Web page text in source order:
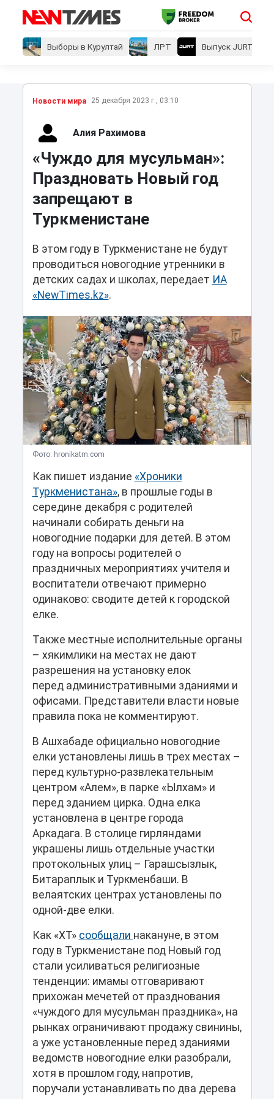
Выборы в Курултай ЛРТ Выпуск JURT
Новости мира 25 декабря 2023 г., 03:10
Алия Рахимова
«Чуждо для мусульман»:
Праздновать Новый год
запрещают в
Туркменистане
В этом году в Туркменистане не будут
проводиться новогодние утренники в
детских садах и школах, передает ИА
«NewTimes.kz».
Фото: hronikatm.com
Как пишет издание «Хроники
Туркменистана», в прошлые годы в
середине декабря с родителей
начинали собирать деньги на
новогодние подарки для детей. В этом
году на вопросы родителей о
праздничных мероприятиях учителя и
воспитатели отвечают примерно
одинаково: сводите детей к городской
елке.
Также местные исполнительные органы
– хякимлики на местах не дают
разрешения на установку елок
перед административными зданиями и
офисами. Представители власти новые
правила пока не комментируют.
В Ашхабаде официально новогодние
елки установлены лишь в трех местах –
перед культурно-развлекательным
центром «Алем», в парке «Ылхам» и
перед зданием цирка. Одна елка
установлена в центре города
Аркадага. В столице гирляндами
украшены лишь отдельные участки
протокольных улиц – Гарашсызлык,
Битараплык и Туркменбаши. В
велаятских центрах установлены по
одной-две елки.
Как «ХТ» сообщали накануне, в этом
году в Туркменистане под Новый год
стали усиливаться религиозные
тенденции: имамы отговаривают
прихожан мечетей от празднования
«чуждого для мусульман праздника», на
рынках ограничивают продажу свинины,
а уже установленные перед зданиями
ведомств новогодние елки разобрали,
хотя в прошлом году, напротив,
поручали устанавливать по два дерева